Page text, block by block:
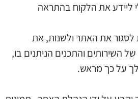
את הלקוח בהתראה
את האתר ולשנות, את
השירותים והתכנים הניתנים בו,
לך על כך מראש.